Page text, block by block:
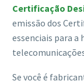
Certificação
emissão dos
essenciais para
Se você é